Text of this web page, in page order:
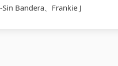
Sin Bandera、Frankie J